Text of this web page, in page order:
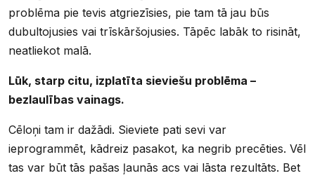
problēma pie tevis atgriezīsies, pie tam tā jau būs
dubultojusies vai trīskāršojusies. Tāpēc labāk to risināt,
neatliekot malā.
Lūk, starp citu, izplatīta sieviešu problēma –
bezlaulības vainags.
Cēloņi tam ir dažādi. Sieviete pati sevi var
ieprogrammēt, kādreiz pasakot, ka negrib precēties. Vēl
tas var būt tās pašas ļaunās acs vai lāsta rezultāts. Bet